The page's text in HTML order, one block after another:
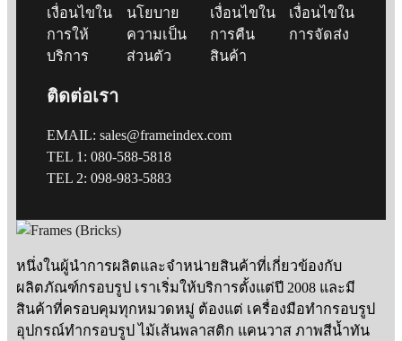
หนึ่งในผู้นำการผลิตและจำหน่ายสินค้าที่เกี่ยวข้องกับ
ผลิตภัณฑ์กรอบรูป เราเริ่มให้บริการตั้งแต่ปี 2008 และมี
สินค้าที่ครอบคุมทุกหมวดหมู่ ต้องแต่ เครื่องมือทำกรอบรูป
อุปกรณ์ทำกรอบรูป ไม้เส้นพลาสติก แคนวาส ภาพสีน้ำทัน
เงื่อนไขใน
การให้
บริการ
นโยบาย
ความเป็น
ส่วนตัว
เงื่อนไขใน
การคืน
สินค้า
เงื่อนไขใน
การจัดส่ง
ติดต่อเรา
EMAIL: sales@frameindex.com
TEL 1: 080-588-5818
TEL 2: 098-983-5883